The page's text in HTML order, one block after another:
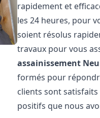
rapidement et
les 24 heures, pour
soient résolus
travaux pour vous
assainissement
formés pour
clients sont
positifs que nous